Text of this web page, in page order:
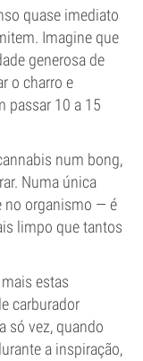
quase imediato
Imagine que
generosa de
o charro e
passar 10 a 15
num bong,
Numa única
no organismo — é
limpo que tantos
estas
carburador
só vez, quando
a inspiração,